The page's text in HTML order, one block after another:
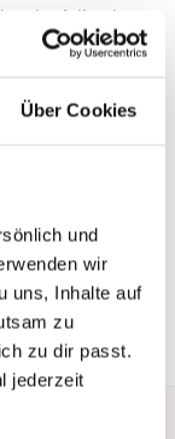
Über Cookies
und
wir
uns, Inhalte auf
zu
zu dir passt.
jederzeit
the following
meadow,